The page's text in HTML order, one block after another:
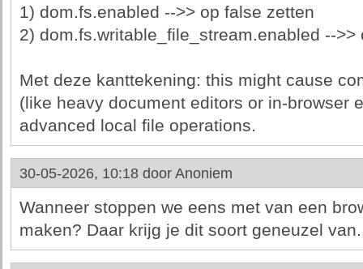
1) dom.fs.enabled -->> op false zetten
2) dom.fs.writable_file_stream.enabled -->>
Met deze kanttekening: this might cause
(like heavy document editors or in-browser
advanced local file operations.
30-05-2026, 10:18 door Anoniem
Wanneer stoppen we eens met van een
maken? Daar krijg je dit soort geneuzel van.